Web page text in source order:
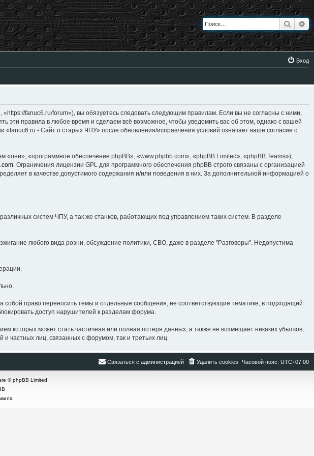
Поиск
Вход
fanuc6.ru/forum»), вы обязуетесь следовать следующим правилам. Если вы не согласны с ними,
правила в любое время и сделаем всё возможное, чтобы уведомить вас об этом, однако с вашей
- Сайт о старых ЧПУ» после обновления/исправления условий означает ваше согласие с
«программное обеспечение phpBB», «www.phpbb.com», «phpBB Limited», «phpBB Teams»),
. Ограничения лицензии GPL для программного обеспечения phpBB строго связаны с организацией
в качестве допустимого содержания и/или поведения в них. За дополнительной информацией о
систем ЧПУ, а так же станков, работающих под управлением таких систем. В разделе
любого вида розни, обсуждение политики, СВО, даже в разделе "Разговоры". Недопустима
право переносить темы и отдельные сообщения, не соответствующие тематике, в подходящий
доступ нарушителей к разделам форума.
может стать частичная или полная потеря данных, а также не возмещает никаких убытков,
частных лиц, связанных с форумом, так и третьих лиц.
Часовой пояс: UTC+07:00
Удалить cookies
Связаться с администрацией
© phpBB Limited